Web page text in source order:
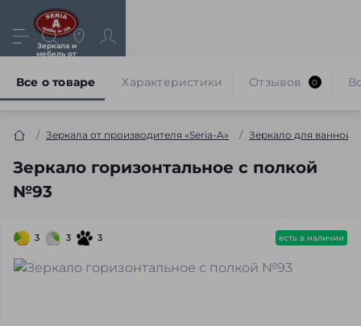
Зеркала и
мебель от
Зеркала от производителя «Seria-A» Зеркало для ванной
Зеркало горизонтальное с полкой
№93
Все о товаре Характеристики Отзывов 0
3 3 3 есть в наличии